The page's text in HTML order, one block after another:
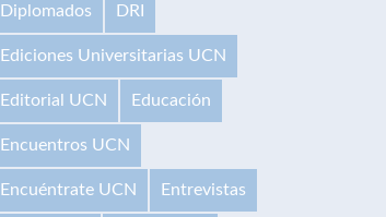
Diplomados DRI
Ediciones Universitarias UCN
Editorial UCN Educación
Encuentros UCN
Encuéntrate UCN Entrevistas